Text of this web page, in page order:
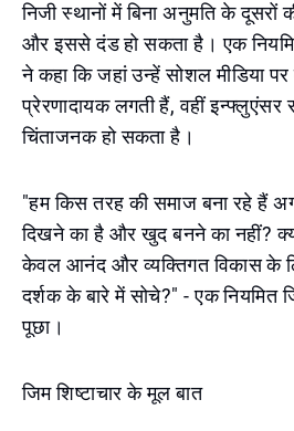
निजी स्थानों में बिना अनुमति के दूसरों
और इससे दंड हो सकता है। एक
ने कहा कि जहां उन्हें सोशल मीडिया
प्रेरणादायक लगती हैं, वहीं इन्फ्लुएंसर
चिंताजनक हो सकता है।
"हम किस तरह की समाज बना रहे हैं
दिखने का है और खुद बनने का नहीं?
केवल आनंद और व्यक्तिगत विकास के
दर्शक के बारे में सोचे?" - एक नियमित
पूछा।
जिम शिष्टाचार के मूल बात